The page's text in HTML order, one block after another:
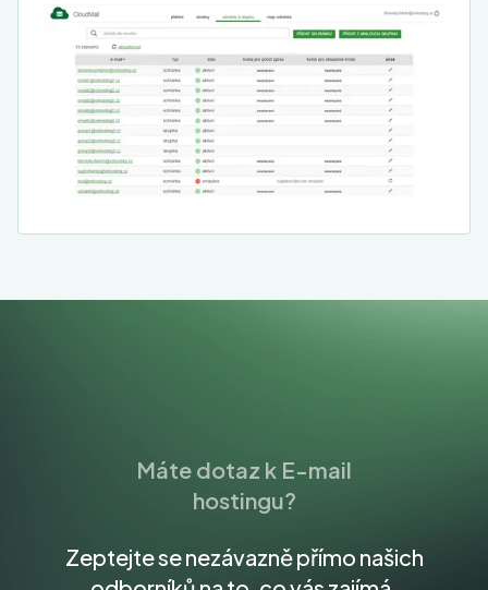
Máte dotaz k E-mail
hostingu?
Zeptejte se nezávazně přímo našich